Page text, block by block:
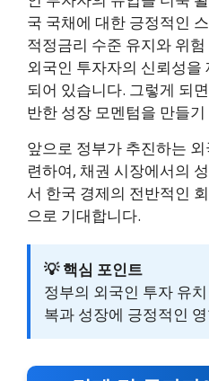
국 국채에 대한 긍정적인
적정금리 수준 유지와 위
외국인 투자자의 신뢰성을
되어 있습니다. 그렇게 되
반한 성장 모멘텀을 만들
앞으로 정부가 추진하는
련하여, 채권 시장에서의
서 한국 경제의 전반적인
으로 기대합니다.
💡 핵심 포인트
정부의 외국인 투자 유
복과 성장에 긍정적인